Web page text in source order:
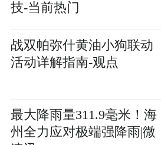
技-当前热门
战双帕弥什黄油小狗联动
活动详解指南-观点
最大降雨量311.9毫米！海
州全力应对极端强降雨|微